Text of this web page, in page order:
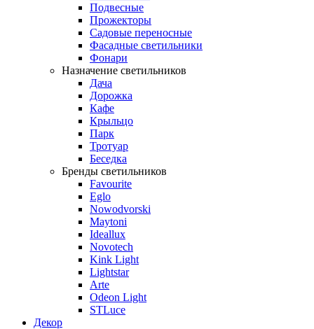
Подвесные
Прожекторы
Садовые переносные
Фасадные светильники
Фонари
Назначение светильников
Дача
Дорожка
Кафе
Крыльцо
Парк
Тротуар
Беседка
Бренды светильников
Favourite
Eglo
Nowodvorski
Maytoni
Ideallux
Novotech
Kink Light
Lightstar
Arte
Odeon Light
STLuce
Декор